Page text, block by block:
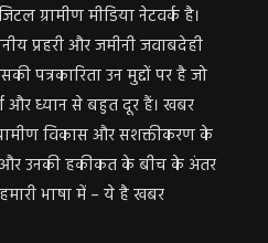
ग्रामीण मीडिया नेटवर्क है।
प्रहरी और जमीनी जवाबदेही
पत्रकारिता उन मुद्दों पर है जो
और ध्यान से बहुत दूर हैं। खबर
विकास और सशक्तीकरण के
उनकी हकीकत के बीच के अंतर
भाषा में – ये है खबर